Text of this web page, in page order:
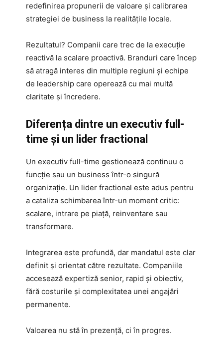
redefinirea propunerii de valoare și calibrarea
strategiei de business la realitățile locale.
Rezultatul? Companii care trec de la execuție
reactivă la scalare proactivă. Branduri care încep
să atragă interes din multiple regiuni și echipe
de leadership care operează cu mai multă
claritate și încredere.
Diferența dintre un executiv full-
time și un lider fractional
Un executiv full-time gestionează continuu o
funcție sau un business într-o singură
organizație. Un lider fractional este adus pentru
a cataliza schimbarea într-un moment critic:
scalare, intrare pe piață, reinventare sau
transformare.
Integrarea este profundă, dar mandatul este clar
definit și orientat către rezultate. Companiile
accesează expertiză senior, rapid și obiectiv,
fără costurile și complexitatea unei angajări
permanente.
Valoarea nu stă în prezență, ci în progres.